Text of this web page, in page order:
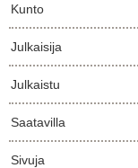
Kunto
Julkaisija
Julkaistu
Saatavilla
Sivuja